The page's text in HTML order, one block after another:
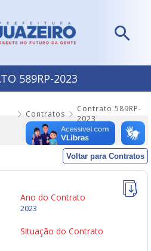
589RP-2023
Contratos
Contrato 589RP-
2023
Voltar para Contratos
Ano do Contrato
2023
Situação do Contrato